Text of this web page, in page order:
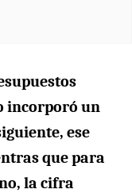
incorporó un
ese
que para
la cifra